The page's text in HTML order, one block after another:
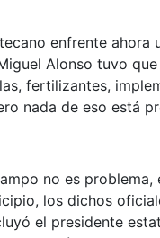
enfrente
Alonso tuvo
fertilizantes,
nada de eso está
no es
los dichos
el presidente